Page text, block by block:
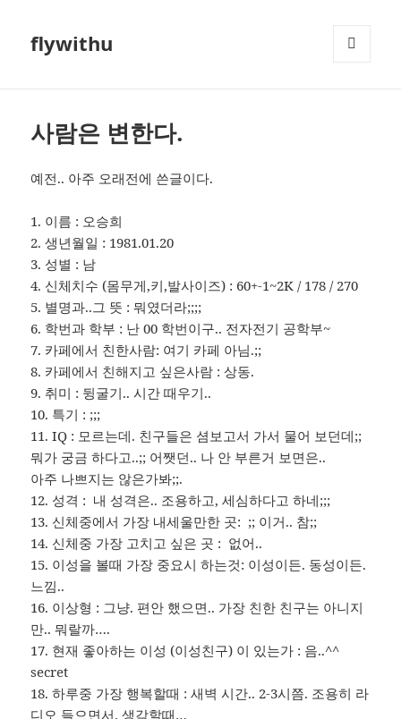
flywithu
사람은 변한다.
예전.. 아주 오래전에 쓴글이다.
1. 이름 : 오승희
2. 생년월일 : 1981.01.20
3. 성별 : 남
4. 신체치수 (몸무게,키,발사이즈) : 60+-1~2K / 178 / 270
5. 별명과..그 뜻 : 뭐였더라;;;;
6. 학번과 학부 : 난 00 학번이구.. 전자전기 공학부~
7. 카페에서 친한사람: 여기 카페 아님.;;
8. 카페에서 친해지고 싶은사람 : 상동.
9. 취미 : 뒹굴기.. 시간 때우기..
10. 특기 : ;;;
11. IQ : 모르는데. 친구들은 셤보고서 가서 물어 보던데;;
뭐가 궁금 하다고..;; 어쨋던.. 나 안 부른거 보면은..
아주 나쁘지는 않은가봐;;.
12. 성격 : 내 성격은.. 조용하고, 세심하다고 하네;;;
13. 신체중에서 가장 내세울만한 곳: ;; 이거.. 참;;
14. 신체중 가장 고치고 싶은 곳 : 없어..
15. 이성을 볼때 가장 중요시 하는것: 이성이든. 동성이든.
느낌..
16. 이상형 : 그냥. 편안 했으면.. 가장 친한 친구는 아니지
만.. 뭐랄까….
17. 현재 좋아하는 이성 (이성친구) 이 있는가 : 음..^^
secret
18. 하루중 가장 행복할때 : 새벽 시간.. 2-3시쯤. 조용히 라
디오 들으면서. 생각할때…